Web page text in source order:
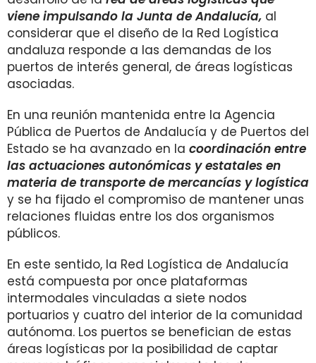
viene impulsando la Junta de Andalucía, al
considerar que el diseño de la Red Logística
andaluza responde a las demandas de los
puertos de interés general, de áreas logísticas
asociadas.
En una reunión mantenida entre la Agencia
Pública de Puertos de Andalucía y de Puertos del
Estado se ha avanzado en la coordinación entre
las actuaciones autonómicas y estatales en
materia de transporte de mercancías y logística
y se ha fijado el compromiso de mantener unas
relaciones fluidas entre los dos organismos
públicos.
En este sentido, la Red Logística de Andalucía
está compuesta por once plataformas
intermodales vinculadas a siete nodos
portuarios y cuatro del interior de la comunidad
autónoma. Los puertos se benefician de estas
áreas logísticas por la posibilidad de captar